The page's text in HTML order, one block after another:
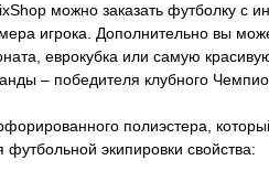
можно заказать футболку с
игрока. Дополнительно вы
еврокубка или самую
– победителя клубного
полиэстера,
экипировки свойства: